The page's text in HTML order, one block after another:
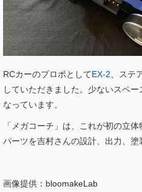
RCカーのプロポとしてEX-2 、ステ
していただきました。少ないスペ
なっています。
「メガコーチ」は、これが初の立
パーツを吉村さんの設計、出力、塗
画像提供：bloomakeLab